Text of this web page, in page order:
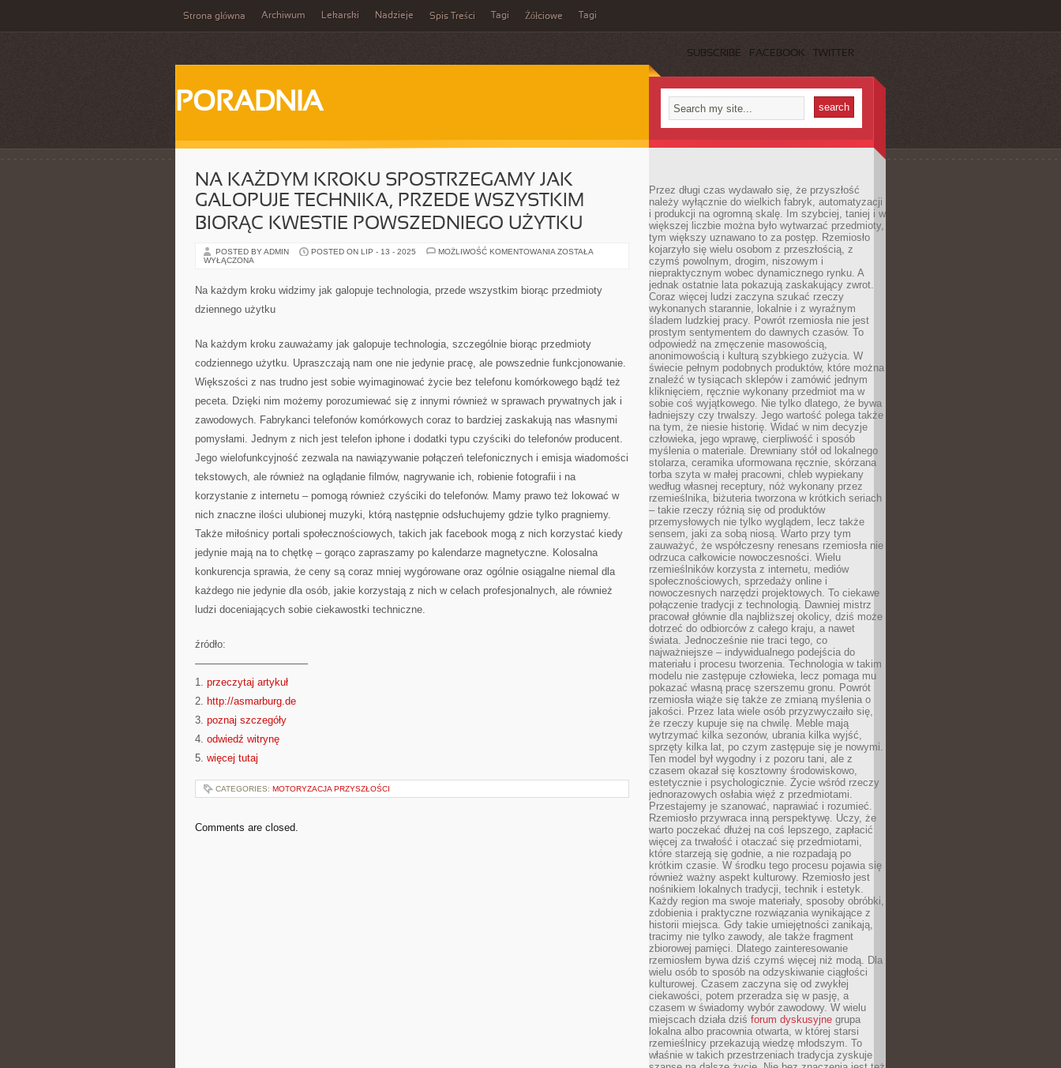
Strona główna Archiwum Lekarski Nadzieje Spis Treści Tagi Żółciowe Tagi
SUBSCRIBE FACEBOOK TWITTER
PORADNIA
NA KAŻDYM KROKU SPOSTRZEGAMY JAK
GALOPUJE TECHNIKA, PRZEDE WSZYSTKIM
BIORĄC KWESTIE POWSZEDNIEGO UŻYTKU
POSTED BY ADMIN POSTED ON LIP - 13 - 2025 MOŻLIWOŚĆ KOMENTOWANIA NA
GALOPUJE
POWSZEDNIEGO
ZOSTAŁA
WYŁĄCZONA
Na każdym kroku widzimy jak galopuje technologia, przede wszystkim biorąc przedmioty
dziennego użytku
Na każdym kroku zauważamy jak galopuje technologia, szczególnie biorąc przedmioty
codziennego użytku. Upraszczają nam one nie jedynie pracę, ale powszednie funkcjonowanie.
Większości z nas trudno jest sobie wyimaginować życie bez telefonu komórkowego bądź też
peceta. Dzięki nim możemy porozumiewać się z innymi również w sprawach prywatnych jak i
zawodowych. Fabrykanci telefonów komórkowych coraz to bardziej zaskakują nas własnymi
pomysłami. Jednym z nich jest telefon iphone i dodatki typu czyściki do telefonów producent.
Jego wielofunkcyjność zezwala na nawiązywanie połączeń telefonicznych i emisja wiadomości
tekstowych, ale również na oglądanie filmów, nagrywanie ich, robienie fotografii i na
korzystanie z internetu – pomogą również czyściki do telefonów. Mamy prawo też lokować w
nich znaczne ilości ulubionej muzyki, którą następnie odsłuchujemy gdzie tylko pragniemy.
Także miłośnicy portali społecznościowych, takich jak facebook mogą z nich korzystać kiedy
jedynie mają na to chętkę – gorąco zapraszamy po kalendarze magnetyczne. Kolosalna
konkurencja sprawia, że ceny są coraz mniej wygórowane oraz ogólnie osiągalne niemal dla
każdego nie jedynie dla osób, jakie korzystają z nich w celach profesjonalnych, ale również
ludzi doceniających sobie ciekawostki techniczne.
źródło:
———————————
1. przeczytaj artykuł
2. http://asmarburg.de
3. poznaj szczegóły
4. odwiedź witrynę
5. więcej tutaj
CATEGORIES: MOTORYZACJA PRZYSZŁOŚCI
Comments are closed.
Przez długi czas wydawało się, że przyszłość
należy wyłącznie do wielkich fabryk, automatyzacji
i produkcji na ogromną skalę. Im szybciej, taniej i w
większej liczbie można było wytwarzać przedmioty,
tym większy uznawano to za postęp. Rzemiosło
kojarzyło się wielu osobom z przeszłością, z
czymś powolnym, drogim, niszowym i
niepraktycznym wobec dynamicznego rynku. A
jednak ostatnie lata pokazują zaskakujący zwrot.
Coraz więcej ludzi zaczyna szukać rzeczy
wykonanych starannie, lokalnie i z wyraźnym
śladem ludzkiej pracy. Powrót rzemiosła nie jest
prostym sentymentem do dawnych czasów. To
odpowiedź na zmęczenie masowością,
anonimowością i kulturą szybkiego zużycia. W
świecie pełnym podobnych produktów, które można
znaleźć w tysiącach sklepów i zamówić jednym
kliknięciem, ręcznie wykonany przedmiot ma w
sobie coś wyjątkowego. Nie tylko dlatego, że bywa
ładniejszy czy trwalszy. Jego wartość polega także
na tym, że niesie historię. Widać w nim decyzje
człowieka, jego wprawę, cierpliwość i sposób
myślenia o materiale. Drewniany stół od lokalnego
stolarza, ceramika uformowana ręcznie, skórzana
torba szyta w małej pracowni, chleb wypiekany
według własnej receptury, nóż wykonany przez
rzemieślnika, biżuteria tworzona w krótkich seriach
– takie rzeczy różnią się od produktów
przemysłowych nie tylko wyglądem, lecz także
sensem, jaki za sobą niosą. Warto przy tym
zauważyć, że współczesny renesans rzemiosła nie
odrzuca całkowicie nowoczesności. Wielu
rzemieślników korzysta z internetu, mediów
społecznościowych, sprzedaży online i
nowoczesnych narzędzi projektowych. To ciekawe
połączenie tradycji z technologią. Dawniej mistrz
pracował głównie dla najbliższej okolicy, dziś może
dotrzeć do odbiorców z całego kraju, a nawet
świata. Jednocześnie nie traci tego, co
najważniejsze – indywidualnego podejścia do
materiału i procesu tworzenia. Technologia w takim
modelu nie zastępuje człowieka, lecz pomaga mu
pokazać własną pracę szerszemu gronu. Powrót
rzemiosła wiąże się także ze zmianą myślenia o
jakości. Przez lata wiele osób przyzwyczaiło się,
że rzeczy kupuje się na chwilę. Meble mają
wytrzymać kilka sezonów, ubrania kilka wyjść,
sprzęty kilka lat, po czym zastępuje się je nowymi.
Ten model był wygodny i z pozoru tani, ale z
czasem okazał się kosztowny środowiskowo,
estetycznie i psychologicznie. Życie wśród rzeczy
jednorazowych osłabia więź z przedmiotami.
Przestajemy je szanować, naprawiać i rozumieć.
Rzemiosło przywraca inną perspektywę. Uczy, że
warto poczekać dłużej na coś lepszego, zapłacić
więcej za trwałość i otaczać się przedmiotami,
które starzeją się godnie, a nie rozpadają po
krótkim czasie. W środku tego procesu pojawia się
również ważny aspekt kulturowy. Rzemiosło jest
nośnikiem lokalnych tradycji, technik i estetyk.
Każdy region ma swoje materiały, sposoby obróbki,
zdobienia i praktyczne rozwiązania wynikające z
historii miejsca. Gdy takie umiejętności zanikają,
tracimy nie tylko zawody, ale także fragment
zbiorowej pamięci. Dlatego zainteresowanie
rzemiosłem bywa dziś czymś więcej niż modą. Dla
wielu osób to sposób na odzyskiwanie ciągłości
kulturowej. Czasem zaczyna się od zwykłej
ciekawości, potem przeradza się w pasję, a
czasem w świadomy wybór zawodowy. W wielu
miejscach działa dziś forum dyskusyjne grupa
lokalna albo pracownia otwarta, w której starsi
rzemieślnicy przekazują wiedzę młodszym. To
właśnie w takich przestrzeniach tradycja zyskuje